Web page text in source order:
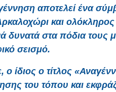
αποτελεί ένα
και
δυνατά στα πόδια τους
σεισμό.
ίδιος ο τίτλος
του τόπου και